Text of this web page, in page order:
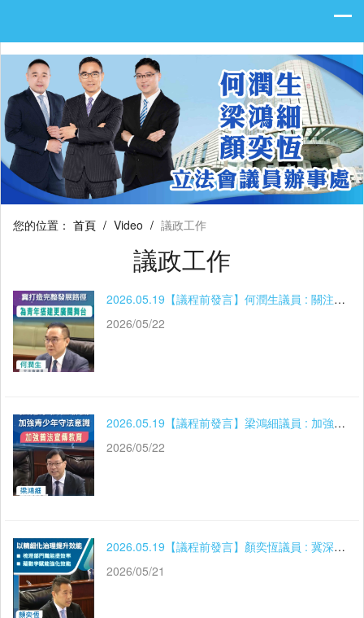
您的位置： 首頁 / Video / 議政工作
議政工作
2026.05.19【議程前發言】何潤生議員 : 關注青年就業
2026/05/22
2026.05.19【議程前發言】梁鴻細議員 : 加強青少年守法意識 維護社會和諧穩定
2026/05/22
2026.05.19【議程前發言】顏奕恆議員 : 冀深化公共行政改革 以精細化治理提升效能
2026/05/21